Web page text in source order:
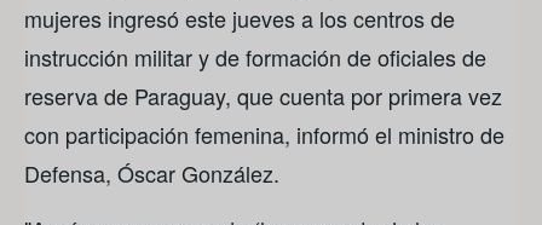
mujeres ingresó este jueves a los centros de
instrucción militar y de formación de oficiales de
reserva de Paraguay, que cuenta por primera vez
con participación femenina, informó el ministro de
Defensa, Óscar González.